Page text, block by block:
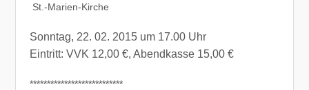
St.-Marien-Kirche
Sonntag, 22. 02. 2015 um 17.00 Uhr
Eintritt: VVK 12,00 €, Abendkasse 15,00 €
***************************